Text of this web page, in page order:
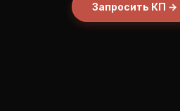
Запросить КП →